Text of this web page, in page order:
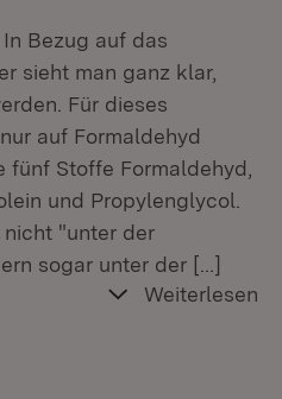
Bezug auf das
sieht man ganz klar,
Für dieses
auf Formaldehyd
Stoffe Formaldehyd,
und Propylenglycol.
"unter der
sogar unter der […]
Weiterlesen